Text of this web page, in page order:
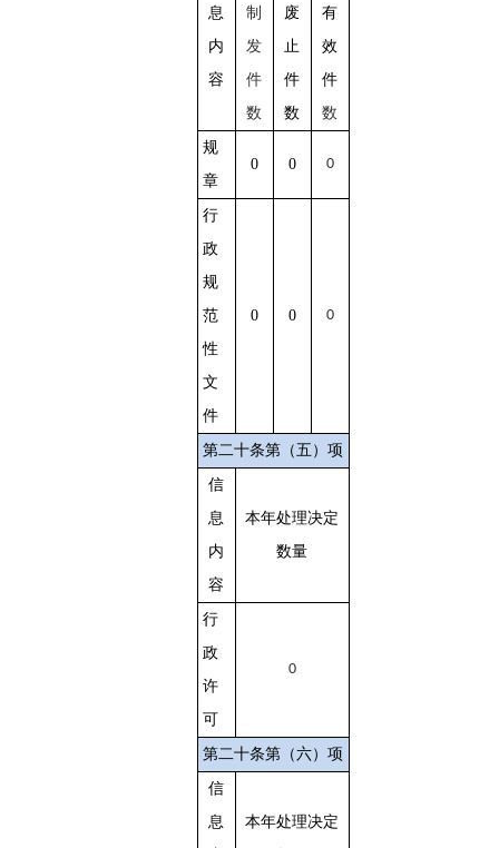
息
内
容
制
发
件
数
废
止
件
数
有
效
件
数
规
章
0 0 0
行
政
规
范
性
文
件
0 0 0
第二十条第（五）项
信
息
内
容
本年处理决定
数量
行
政
许
可
0
第二十条第（六）项
信
息
本年处理决定